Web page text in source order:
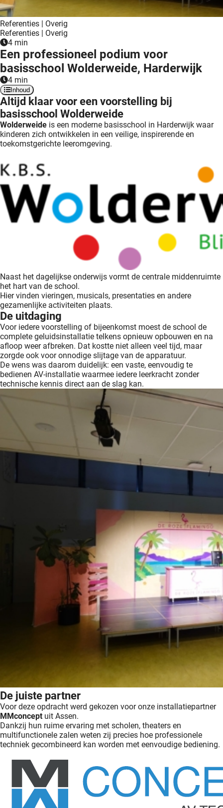
Referenties | Overig
Referenties | Overig
4 min
Een professioneel podium voor
basisschool Wolderweide, Harderwijk
4 min
Inhoud
Altijd klaar voor een voorstelling bij
basisschool Wolderweide
Wolderweide is een moderne basisschool in Harderwijk waar
kinderen zich ontwikkelen in een veilige, inspirerende en
toekomstgerichte leeromgeving.
Naast het dagelijkse onderwijs vormt de centrale middenruimte
het hart van de school.
Hier vinden vieringen, musicals, presentaties en andere
gezamenlijke activiteiten plaats.
De uitdaging
Voor iedere voorstelling of bijeenkomst moest de school de
complete geluidsinstallatie telkens opnieuw opbouwen en na
afloop weer afbreken. Dat kostte niet alleen veel tijd, maar
zorgde ook voor onnodige slijtage van de apparatuur.
De wens was daarom duidelijk: een vaste, eenvoudig te
bedienen AV-installatie waarmee iedere leerkracht zonder
technische kennis direct aan de slag kan.
De juiste partner
Voor deze opdracht werd gekozen voor onze installatiepartner
MMconcept uit Assen.
Dankzij hun ruime ervaring met scholen, theaters en
multifunctionele zalen weten zij precies hoe professionele
techniek gecombineerd kan worden met eenvoudige bediening.
kan de
niet
worden
om
te
over
van
op
gebruikt